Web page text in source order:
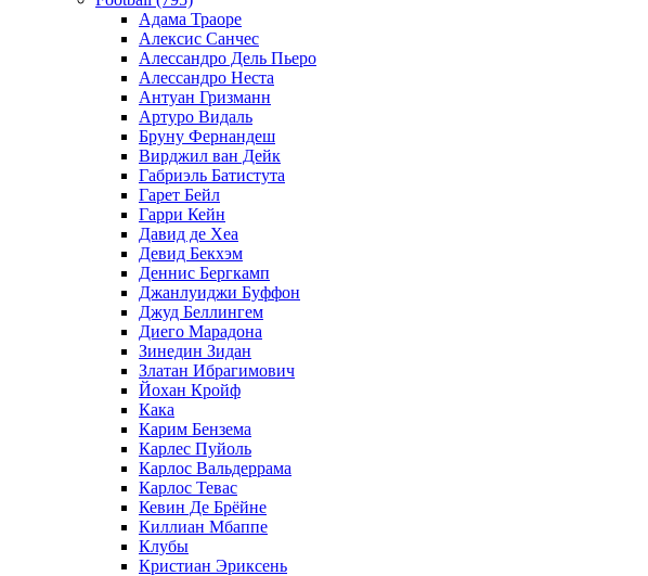
Адама Траоре
Алексис Санчес
Алессандро Дель Пьеро
Алессандро Неста
Антуан Гризманн
Артуро Видаль
Бруну Фернандеш
Вирджил ван Дейк
Габриэль Батистута
Гарет Бейл
Гарри Кейн
Давид де Хеа
Девид Бекхэм
Деннис Бергкамп
Джанлуиджи Буффон
Джуд Беллингем
Диего Марадона
Зинедин Зидан
Златан Ибрагимович
Йохан Кройф
Кака
Карим Бензема
Карлес Пуйоль
Карлос Вальдеррама
Карлос Тевас
Кевин Де Брёйне
Киллиан Мбаппе
Клубы
Кристиан Эриксень